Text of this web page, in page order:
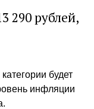
290 рублей,
будет
инфляции